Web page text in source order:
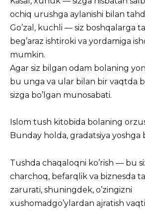
ochiq urushga aylanishi bilan
Go’zal, kuchli — siz boshqalarga
beg’araz ishtiroki va yordamiga
mumkin.
Agar siz bilgan odam bolaning
bu unga va ular bilan bir vaqtda
sizga bo’lgan munosabati.
Islom tush kitobida bolaning
Bunday holda, gradatsiya yoshga
Tushda chaqaloqni ko’rish — bu
charchoq, befarqlik va biznesda
zarurati, shuningdek, o’zingizni
xushomadgo’ylardan ajratish